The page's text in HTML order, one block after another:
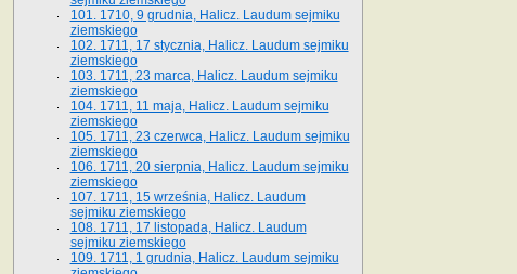
101. 1710, 9 grudnia, Halicz. Laudum sejmiku
ziemskiego
102. 1711, 17 stycznia, Halicz. Laudum sejmiku
ziemskiego
103. 1711, 23 marca, Halicz. Laudum sejmiku
ziemskiego
104. 1711, 11 maja, Halicz. Laudum sejmiku
ziemskiego
105. 1711, 23 czerwca, Halicz. Laudum sejmiku
ziemskiego
106. 1711, 20 sierpnia, Halicz. Laudum sejmiku
ziemskiego
107. 1711, 15 września, Halicz. Laudum
sejmiku ziemskiego
108. 1711, 17 listopada, Halicz. Laudum
sejmiku ziemskiego
109. 1711, 1 grudnia, Halicz. Laudum sejmiku